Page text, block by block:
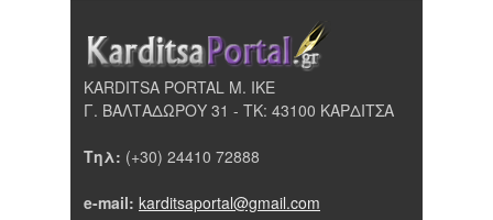
KARDITSA PORTAL Μ. ΙΚΕ
Γ. ΒΑΛΤΑΔΩΡΟΥ 31 - ΤΚ: 43100 ΚΑΡΔΙΤΣΑ
Τηλ: (+30) 24410 72888
e-mail: karditsaportal@gmail.com